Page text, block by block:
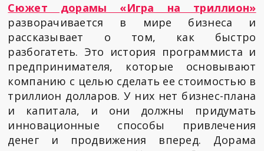
Сюжет дорамы «Игра на триллион»
разворачивается в мире бизнеса и
рассказывает о том, как быстро
разбогатеть. Это история программиста и
предпринимателя, которые основывают
компанию с целью сделать ее стоимостью в
триллион долларов. У них нет бизнес-плана
и капитала, и они должны придумать
инновационные способы привлечения
денег и продвижения вперед. Дорама